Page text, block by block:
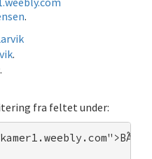
.
.
.
fra feltet under: